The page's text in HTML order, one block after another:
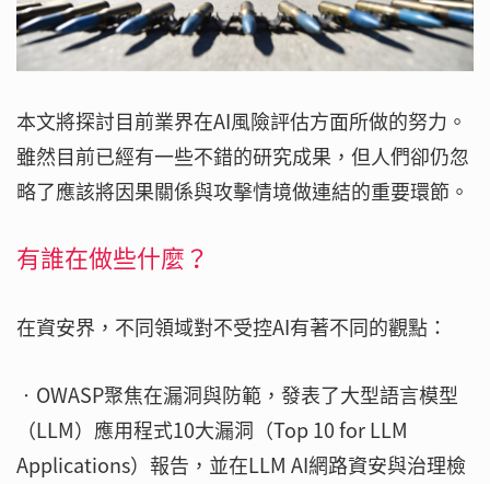
本文將探討目前業界在AI風險評估方面所做的努力。
雖然目前已經有一些不錯的研究成果，但人們卻仍忽
略了應該將因果關係與攻擊情境做連結的重要環節。
有誰在做些什麼？
在資安界，不同領域對不受控AI有著不同的觀點：
‧OWASP聚焦在漏洞與防範，發表了大型語言模型
（LLM）應用程式10大漏洞（Top 10 for LLM
Applications）報告，並在LLM AI網路資安與治理檢